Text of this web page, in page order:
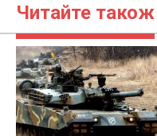
Читайте також